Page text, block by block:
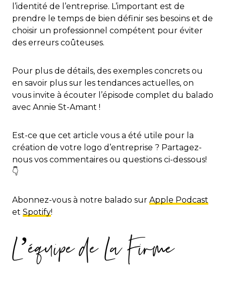
l’identité de l’entreprise. L’important est de
prendre le temps de bien définir ses besoins et de
choisir un professionnel compétent pour éviter
des erreurs coûteuses.
Pour plus de détails, des exemples concrets ou
en savoir plus sur les tendances actuelles, on
vous invite à écouter l’épisode complet du balado
avec Annie St-Amant !
Est-ce que cet article vous a été utile pour la
création de votre logo d’entreprise ? Partagez-
nous vos commentaires ou questions ci-dessous!
👇
Abonnez-vous à notre balado sur Apple Podcast
et Spotify!
L’équipe de La Firme